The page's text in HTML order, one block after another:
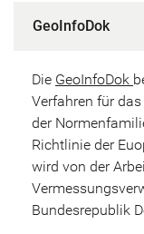
GeoInfoDok
Die GeoInfoDok
Verfahren für
der
Richtlinie der
wird von der
Bundesrepublik